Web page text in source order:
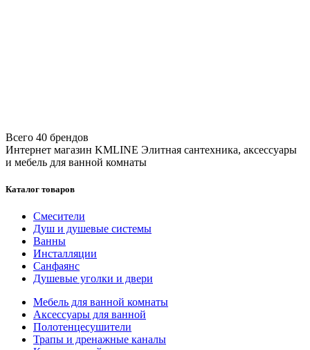
Всего 40 брендов
Интернет магазин KMLINE Элитная сантехника, аксессуары
и мебель для ванной комнаты
Каталог товаров
Смесители
Душ и душевые системы
Ванны
Инсталляции
Санфаянс
Душевые уголки и двери
Мебель для ванной комнаты
Аксессуары для ванной
Полотенцесушители
Трапы и дренажные каналы